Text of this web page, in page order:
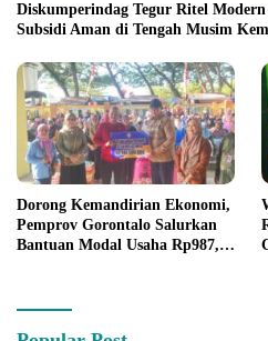
Diskumperindag Tegur Ritel
Subsidi Aman di Tengah Musim
Dorong Kemandirian Ekonomi,
Pemprov Gorontalo Salurkan
Bantuan Modal Usaha Rp987,5